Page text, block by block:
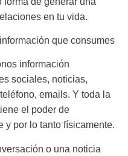
en tu vida.
que consumes
información
sociales, noticias,
emails. Y toda la
el poder de
y por lo tanto físicamente.
o una noticia